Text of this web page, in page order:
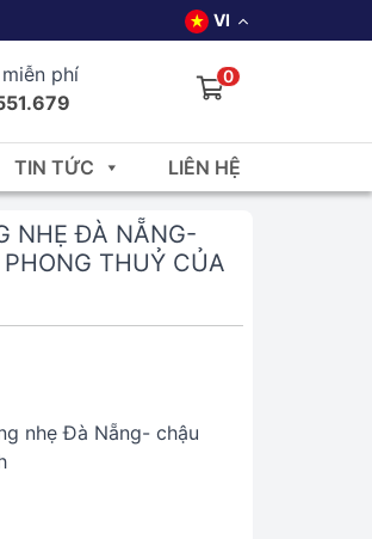
VI
phí
0
TIN TỨC LIÊN HỆ
NHẸ ĐÀ NẴNG-
THUỶ CỦA
nhẹ Đà Nẵng- chậu